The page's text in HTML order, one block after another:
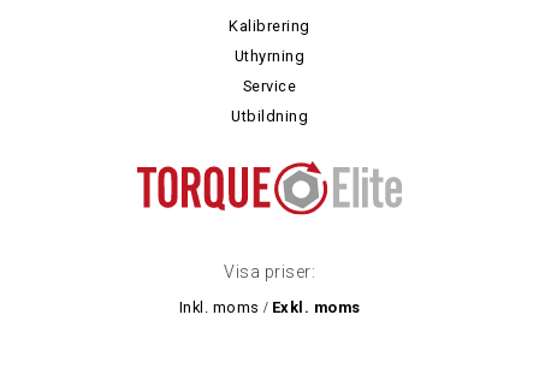
Kalibrering
Uthyrning
Service
Utbildning
Visa priser:
Inkl. moms / Exkl. moms